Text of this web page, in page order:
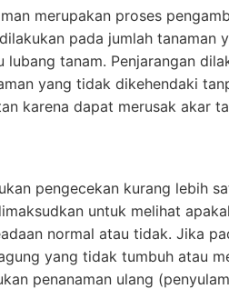
merupakan proses
pada jumlah tanaman
lubang tanam. Penjarangan
yang tidak dikehendaki
karena dapat merusak akar
pengecekan kurang lebih
untuk melihat
normal atau tidak. Jika
yang tidak tumbuh atau
penanaman ulang